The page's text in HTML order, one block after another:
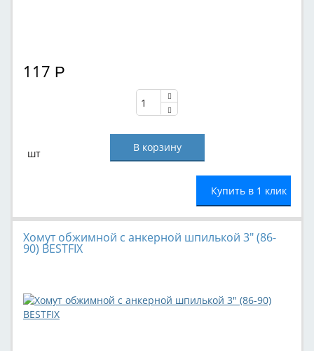
117 Р
шт
Купить в 1 клик
Хомут обжимной с анкерной шпилькой 3" (86-
90) BESTFIX